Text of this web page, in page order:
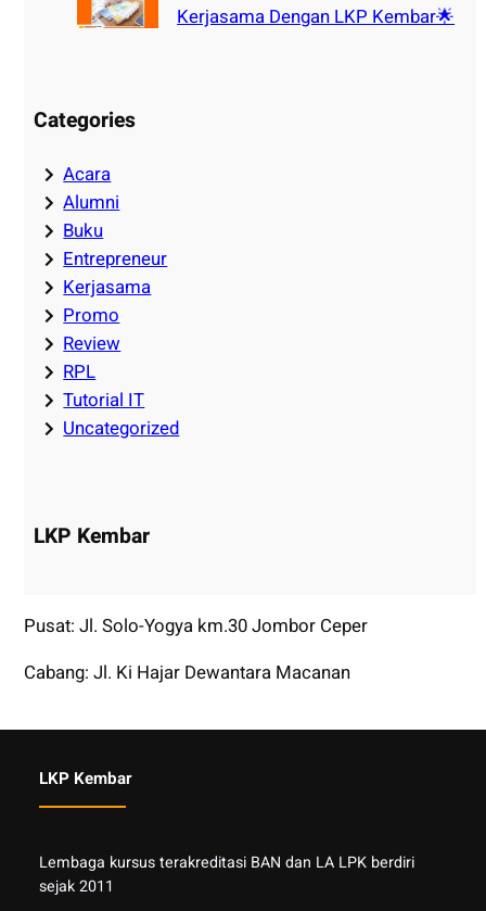
Kerjasama Dengan LKP Kembar🌟
Categories
Acara
Alumni
Buku
Entrepreneur
Kerjasama
Promo
Review
RPL
Tutorial IT
Uncategorized
LKP Kembar
Pusat: Jl. Solo-Yogya km.30 Jombor Ceper
Cabang: Jl. Ki Hajar Dewantara Macanan
LKP Kembar
Lembaga kursus terakreditasi BAN dan LA LPK berdiri
sejak 2011